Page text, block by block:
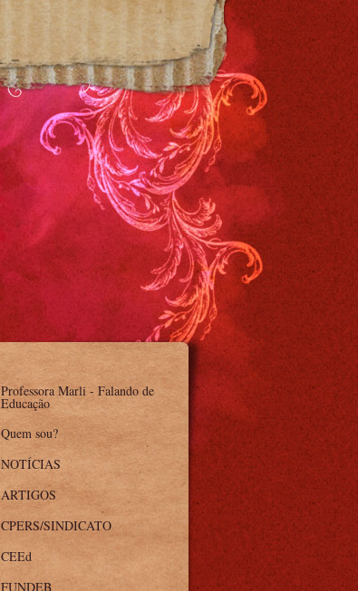
Professora Marli - Falando de
Educação
Quem sou?
NOTÍCIAS
ARTIGOS
CPERS/SINDICATO
CEEd
FUNDEB